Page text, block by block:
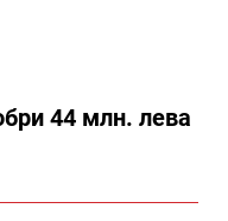
44 млн. лева